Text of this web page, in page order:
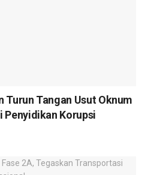
Tangan Usut Oknum
Penyidikan Korupsi